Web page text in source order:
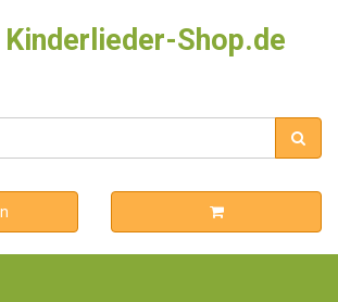
Kinderlieder-Shop.de